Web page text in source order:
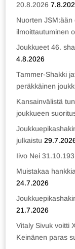
20.8.2026
Nuorten
ilmoittautuminen
Joukkueet 46.
4.8.2026
Tammer-Shakki
peräkkäinen
Kansainvälistä
joukkueen
julkaistu
Iivo Nei
Muistakaa
24.7.2026
21.7.2026
Vitaly Sivuk voitti
Keinänen paras